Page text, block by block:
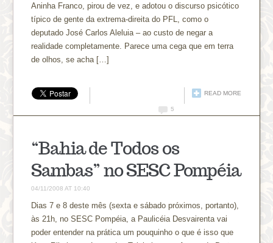
Aninha Franco, pirou de vez, e adotou o discurso psicótico
típico de gente da extrema-direita do PFL, como o
deputado José Carlos Aleluia – ao custo de negar a
realidade completamente. Parece uma cega que em terra
de olhos, se acha […]
READ MORE
5
“Bahia de Todos os
Sambas” no SESC Pompéia
04/11/2008 AT 10:40
Dias 7 e 8 deste mês (sexta e sábado próximos, portanto),
às 21h, no SESC Pompéia, a Paulicéia Desvairenta vai
poder entender na prática um pouquinho o que é isso que